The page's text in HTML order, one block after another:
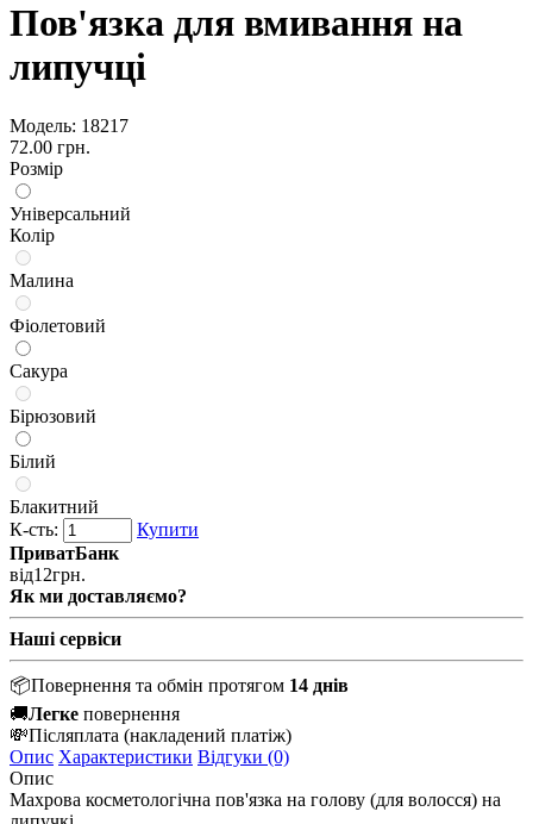
Пов'язка для вмивання на
липучці
Модель: 18217
72.00 грн.
Розмір
Універсальний
Колір
Малина
Фіолетовий
Сакура
Бірюзовий
Білий
Блакитний
К-сть:
Купити
ПриватБанк
від12грн.
Як ми доставляємо?
Наші сервіси
📦Повернення та обмін протягом 14 днів
🚚Легке повернення
💸Післяплата (накладений платіж)
Опис Характеристики Відгуки (0)
Опис
Махрова косметологічна пов'язка на голову (для волосся) на